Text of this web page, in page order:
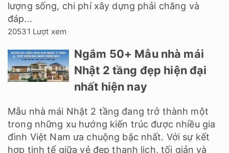
lượng sống, chi phí xây dựng phải chăng và
đáp...
20531 Lượt xem
Ngắm 50+ Mẫu nhà mái
Nhật 2 tầng đẹp hiện đại
nhất hiện nay
Mẫu nhà mái Nhật 2 tầng đang trở thành một
trong những xu hướng kiến trúc được nhiều gia
đình Việt Nam ưa chuộng bậc nhất. Với sự kết
hợp tinh tế giữa vẻ đẹp thanh lịch, tối giản và